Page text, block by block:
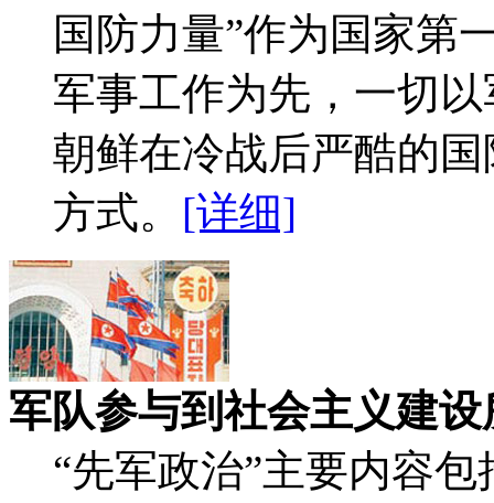
国防力量”作为国家第
军事工作为先，一切
朝鲜在冷战后严酷的
方式。 [详细]
军队参与到社会主义建
“先军政治”主要内容